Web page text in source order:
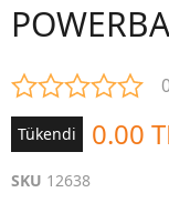
Tükendi 0.00
SKU 12638